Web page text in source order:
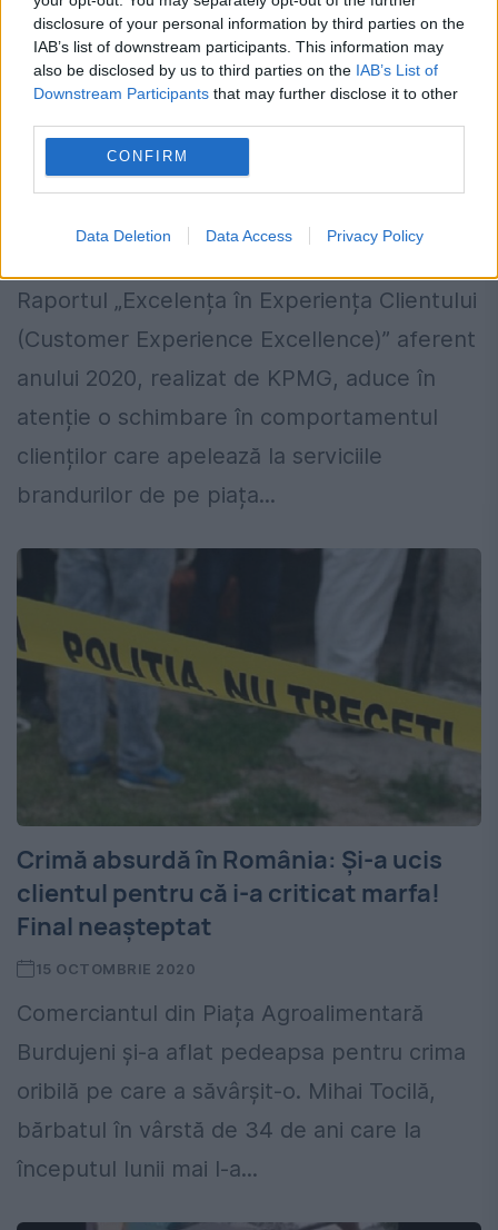
disclosure of your personal information by third parties on the
IAB’s list of downstream participants. This information may
also be disclosed by us to third parties on the IAB’s List of
Downstream Participants that may further disclose it to other
CONFIRM
Data Deletion Data Access Privacy Policy
Experiența clienților în noua realitate
Raportul „Excelența în Experiența Clientului
(Customer Experience Excellence)” aferent
anului 2020, realizat de KPMG, aduce în
atenție o schimbare în comportamentul
clienților care apelează la serviciile
brandurilor de pe piața...
Crimă absurdă în România: Și-a ucis
clientul pentru că i-a criticat marfa!
Final neașteptat
15 OCTOMBRIE 2020
Comerciantul din Piața Agroalimentară
Burdujeni și-a aflat pedeapsa pentru crima
oribilă pe care a săvârșit-o. Mihai Tocilă,
bărbatul în vârstă de 34 de ani care la
începutul lunii mai l-a...